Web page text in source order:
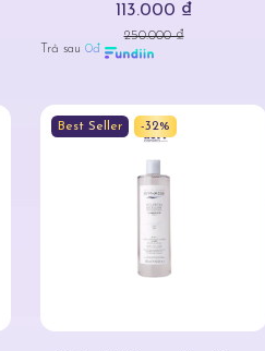
113.000 ₫
250.000 ₫
Trả sau 0đ
Best Seller -32%